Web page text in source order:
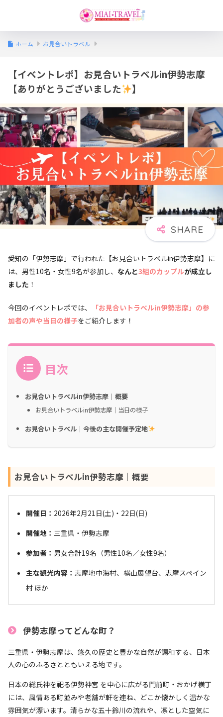
ホーム お見合いトラベル
【イベントレポ】お見合いトラベルin伊勢志摩
【ありがとうございました
】
愛知の「伊勢志摩」で行われた【お見合いトラベルin伊勢志摩】に
は、男性10名・女性9名が参加し、 なんと3組のカップルが成立し
ました ！
今回のイベントレポでは、
「お見合いトラベルin伊勢志摩」の参
加者の声や当日の様子をご紹介します！
目次
お見合いトラベルin伊勢志摩｜概要
お見合いトラベルin伊勢志摩｜当日の様子
お見合いトラベル｜今後の主な開催予定地
お見合いトラベルin伊勢志摩｜概要
開催日： 2026年2月21日(土)・22日(日)
開催地： 三重県・伊勢志摩
参加者：男女合計19名（男性10名／女性9名）
主な観光内容：志摩地中海村、横山展望台、志摩スペイン
村 ほか
伊勢志摩ってどんな町？
三重県・伊勢志摩は、悠久の歴史と豊かな自然が調和する、日本
人の心のふるさとともいえる地です。
日本の総氏神を祀る伊勢神宮 を中心に広がる門前町・おかげ横丁
には、風情ある町並みや老舗が軒を連ね、どこか懐かしく温かな
雰囲気が漂います。清らかな五十鈴川の流れや、凛とした空気に